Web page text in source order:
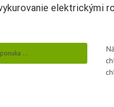
elektrickými
…